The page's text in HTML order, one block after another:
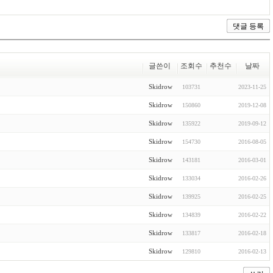
글쓴이 조회수 추천수 날짜
Skidrow 103731 2023-11-25
Skidrow 150860 2019-12-08
Skidrow 135922 2019-09-12
Skidrow 154730 2016-08-05
Skidrow 143181 2016-03-01
Skidrow 133034 2016-02-26
Skidrow 139925 2016-02-25
Skidrow 134839 2016-02-22
Skidrow 133817 2016-02-18
Skidrow 129810 2016-02-13